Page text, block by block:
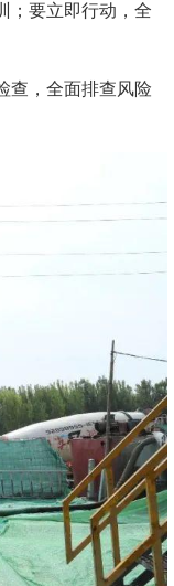
；要立即行动，全
，全面排查风险